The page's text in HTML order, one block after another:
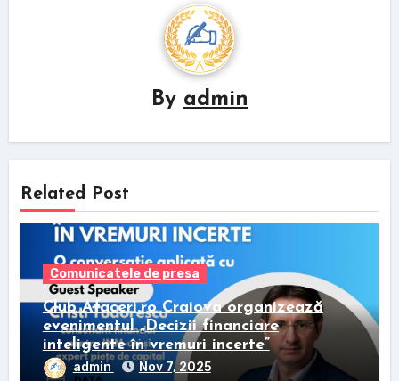
By admin
Related Post
Comunicatele de presa
Club Afaceri.ro Craiova organizează
evenimentul „Decizii financiare
inteligente în vremuri incerte”
admin Nov 7, 2025